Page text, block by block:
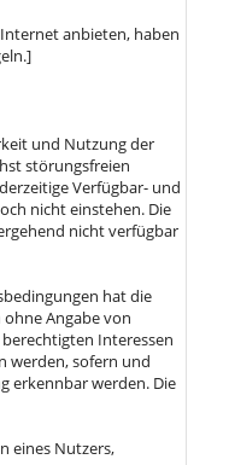
anbieten, haben
und Nutzung der
störungsfreien
Verfügbar- und
nicht einstehen. Die
nicht verfügbar
hat die
Angabe von
Interessen
werden, sofern und
erkennbar werden. Die
eines Nutzers,